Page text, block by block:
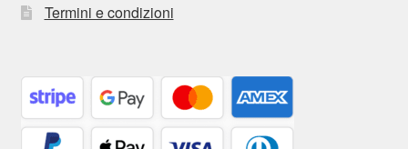
Termini e condizioni